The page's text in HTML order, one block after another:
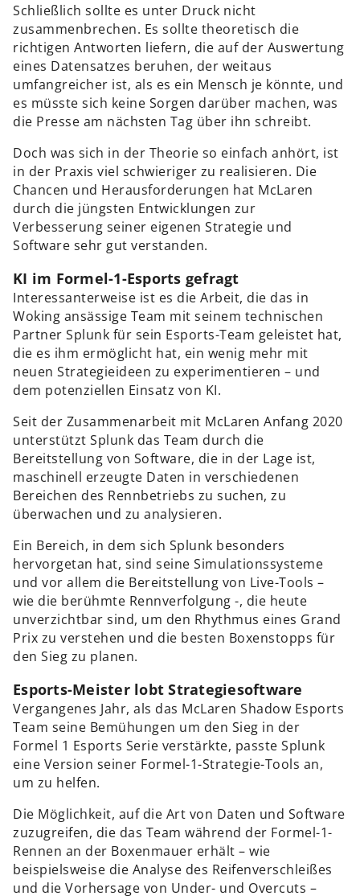
Schließlich sollte es unter Druck nicht
zusammenbrechen. Es sollte theoretisch die
richtigen Antworten liefern, die auf der Auswertung
eines Datensatzes beruhen, der weitaus
umfangreicher ist, als es ein Mensch je könnte, und
es müsste sich keine Sorgen darüber machen, was
die Presse am nächsten Tag über ihn schreibt.
Doch was sich in der Theorie so einfach anhört, ist
in der Praxis viel schwieriger zu realisieren. Die
Chancen und Herausforderungen hat McLaren
durch die jüngsten Entwicklungen zur
Verbesserung seiner eigenen Strategie und
Software sehr gut verstanden.
KI im Formel-1-Esports gefragt
Interessanterweise ist es die Arbeit, die das in
Woking ansässige Team mit seinem technischen
Partner Splunk für sein Esports-Team geleistet hat,
die es ihm ermöglicht hat, ein wenig mehr mit
neuen Strategieideen zu experimentieren – und
dem potenziellen Einsatz von KI.
Seit der Zusammenarbeit mit McLaren Anfang 2020
unterstützt Splunk das Team durch die
Bereitstellung von Software, die in der Lage ist,
maschinell erzeugte Daten in verschiedenen
Bereichen des Rennbetriebs zu suchen, zu
überwachen und zu analysieren.
Ein Bereich, in dem sich Splunk besonders
hervorgetan hat, sind seine Simulationssysteme
und vor allem die Bereitstellung von Live-Tools –
wie die berühmte Rennverfolgung -, die heute
unverzichtbar sind, um den Rhythmus eines Grand
Prix zu verstehen und die besten Boxenstopps für
den Sieg zu planen.
Esports-Meister lobt Strategiesoftware
Vergangenes Jahr, als das McLaren Shadow Esports
Team seine Bemühungen um den Sieg in der
Formel 1 Esports Serie verstärkte, passte Splunk
eine Version seiner Formel-1-Strategie-Tools an,
um zu helfen.
Die Möglichkeit, auf die Art von Daten und Software
zuzugreifen, die das Team während der Formel-1-
Rennen an der Boxenmauer erhält – wie
beispielsweise die Analyse des Reifenverschleißes
und die Vorhersage von Under- und Overcuts –